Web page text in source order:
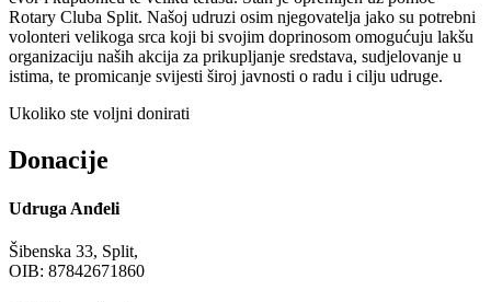
Rotary Cluba Split. Našoj udruzi osim njegovatelja jako su potrebni
volonteri velikoga srca koji bi svojim doprinosom omogućuju lakšu
organizaciju naših akcija za prikupljanje sredstava, sudjelovanje u
istima, te promicanje svijesti široj javnosti o radu i cilju udruge.
Ukoliko ste voljni donirati
Donacije
Udruga Anđeli
Šibenska 33, Split,
OIB: 87842671860